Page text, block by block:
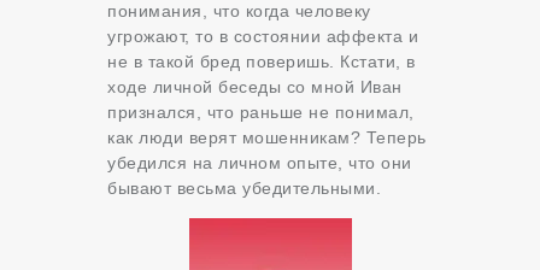
понимания, что когда человеку
угрожают, то в состоянии аффекта и
не в такой бред поверишь. Кстати, в
ходе личной беседы со мной Иван
признался, что раньше не понимал,
как люди верят мошенникам? Теперь
убедился на личном опыте, что они
бывают весьма убедительными.